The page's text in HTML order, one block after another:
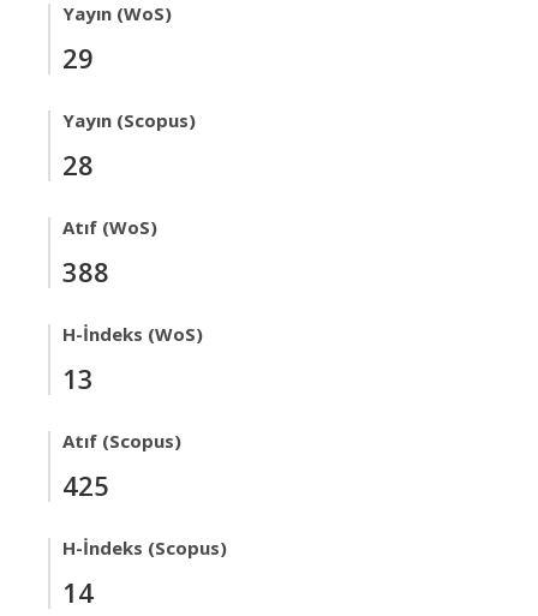
Yayın (WoS)
29
Yayın (Scopus)
28
Atıf (WoS)
388
H-İndeks (WoS)
13
Atıf (Scopus)
425
H-İndeks (Scopus)
14